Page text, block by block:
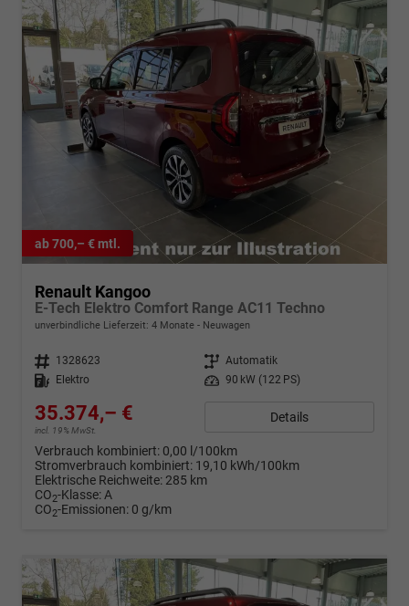
ab 700,– € mtl.
Renault Kangoo
E-Tech Elektro Comfort Range AC11 Techno
unverbindliche Lieferzeit: 4 Monate Neuwagen
Fahrzeugnr. 1328623 Getriebe Automatik
Kraftstoff
Elektro Leistung 90 kW (122 PS)
35.374,– €
incl. 19% MwSt.
Details
Verbrauch kombiniert: 0,00 l/100km
Stromverbrauch kombiniert: 19,10 kWh/100km
Elektrische Reichweite: 285 km
CO2-Klasse:A
CO2-Emissionen: 0 g/km